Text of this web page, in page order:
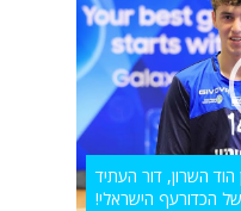
הוד השרון, דור העתיד
של הכדורעף הישראלי!